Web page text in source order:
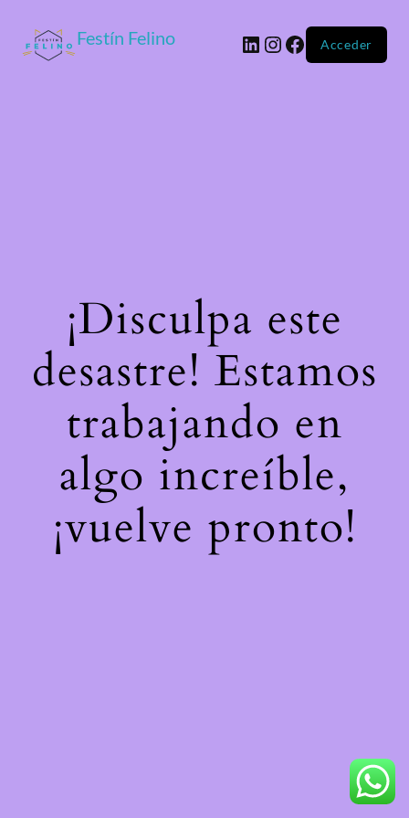
Festín Felino Acceder
¡Disculpa este
desastre! Estamos
trabajando en
algo increíble,
¡vuelve pronto!